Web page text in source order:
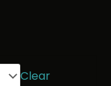
Clear